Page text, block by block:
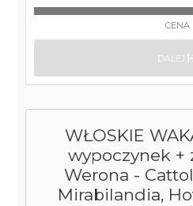
WŁOSKIE
wypoczynek +
Werona -
Mirabilandia,
CENA
DALEJ